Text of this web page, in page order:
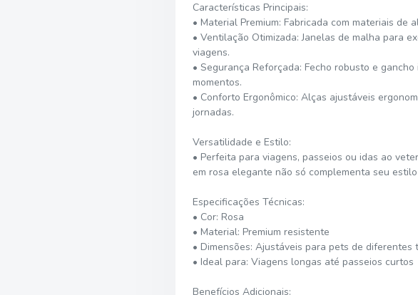
Características Principais:
• Material Premium: Fabricada com materiais
• Ventilação Otimizada: Janelas de malha para
viagens.
• Segurança Reforçada: Fecho robusto e
momentos.
• Conforto Ergonômico: Alças ajustáveis
jornadas.
Versatilidade e Estilo:
• Perfeita para viagens, passeios ou idas ao
em rosa elegante não só complementa seu
Especificações Técnicas:
• Cor: Rosa
• Material: Premium resistente
• Dimensões: Ajustáveis para pets de diferentes
• Ideal para: Viagens longas até passeios curtos
Benefícios Adicionais: